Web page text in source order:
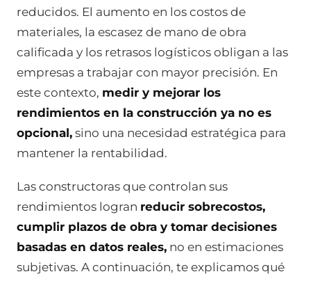
reducidos. El aumento en los costos de
materiales, la escasez de mano de obra
calificada y los retrasos logísticos obligan a las
empresas a trabajar con mayor precisión. En
este contexto, medir y mejorar los
rendimientos en la construcción ya no es
opcional, sino una necesidad estratégica para
mantener la rentabilidad.
Las constructoras que controlan sus
rendimientos logran reducir sobrecostos,
cumplir plazos de obra y tomar decisiones
basadas en datos reales, no en estimaciones
subjetivas. A continuación, te explicamos qué